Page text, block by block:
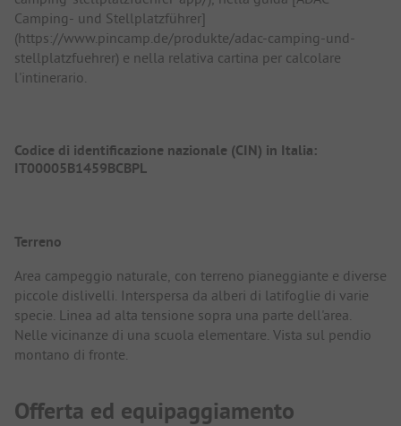
Camping- und Stellplatzführer]
(https://www.pincamp.de/produkte/adac-camping-und-
stellplatzfuehrer) e nella relativa cartina per calcolare
l'intinerario.
Codice di identificazione nazionale (CIN) in Italia:
IT00005B1459BCBPL
Terreno
Area campeggio naturale, con terreno pianeggiante e diverse
piccole dislivelli. Interspersa da alberi di latifoglie di varie
specie. Linea ad alta tensione sopra una parte dell'area.
Nelle vicinanze di una scuola elementare. Vista sul pendio
montano di fronte.
Offerta ed equipaggiamento